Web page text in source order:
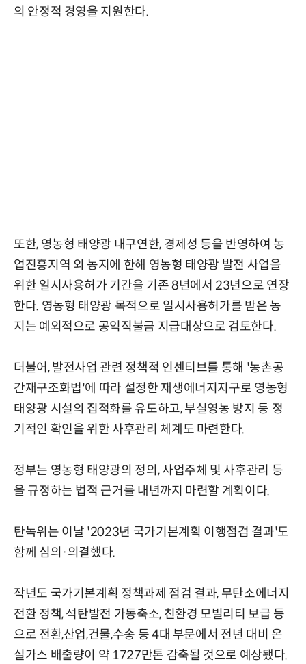
의 안정적 경영을 지원한다.
또한, 영농형 태양광 내구연한, 경제성 등을 반영하여 농
업진흥지역 외 농지에 한해 영농형 태양광 발전 사업을
위한 일시사용허가 기간을 기존 8년에서 23년으로 연장
한다. 영농형 태양광 목적으로 일시사용허가를 받은 농
지는 예외적으로 공익직불금 지급대상으로 검토한다.
더불어, 발전사업 관련 정책적 인센티브를 통해 '농촌공
간재구조화법'에 따라 설정한 재생에너지지구로 영농형
태양광 시설의 집적화를 유도하고, 부실영농 방지 등 정
기적인 확인을 위한 사후관리 체계도 마련한다.
정부는 영농형 태양광의 정의, 사업주체 및 사후관리 등
을 규정하는 법적 근거를 내년까지 마련할 계획이다.
탄녹위는 이날 '2023년 국가기본계획 이행점검 결과'도
함께 심의·의결했다.
작년도 국가기본계획 정책과제 점검 결과, 무탄소에너지
전환 정책, 석탄발전 가동축소, 친환경 모빌리티 보급 등
으로 전환,산업,건물,수송 등 4대 부문에서 전년 대비 온
실가스 배출량이 약 1727만톤 감축될 것으로 예상됐다.